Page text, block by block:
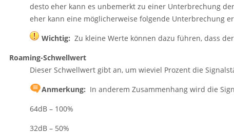
desto eher kann es unbemerkt zu einer Unterbrechung
eher kann eine möglicherweise folgende Unterbrechung
Wichtig: Zu kleine Werte können dazu führen, dass
Roaming-Schwellwert
Dieser Schwellwert gibt an, um wieviel Prozent die
Anmerkung: In anderem Zusammenhang wird die
64dB – 100%
32dB – 50%